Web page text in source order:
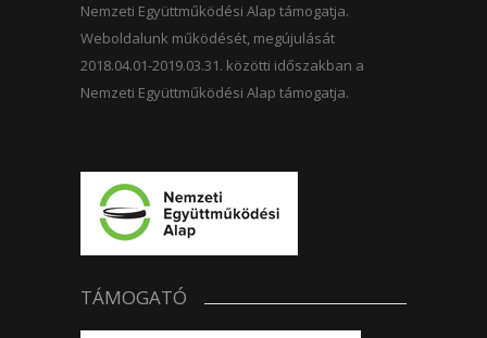
Nemzeti Együttműködési Alap támogatja.
Weboldalunk működését, megújulását
2018.04.01-2019.03.31. közötti időszakban a
Nemzeti Együttműködési Alap támogatja.
TÁMOGATÓ